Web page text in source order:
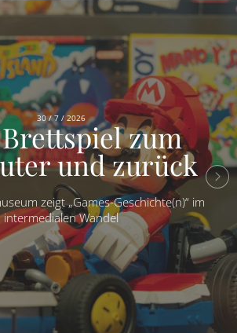
30 / 7 / 2026
zum
und zurück
zeigt „Games-Geschichte(n)“ im
intermedialen Wandel